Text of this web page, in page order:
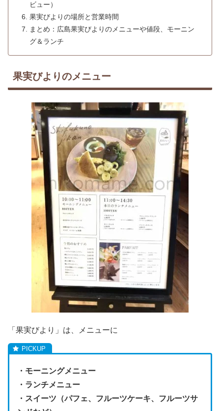
ビュー）
果実びよりの場所と営業時間
まとめ：広島果実びよりのメニューや値段、モーニン
グ＆ランチ
果実びよりのメニュー
「果実びより」は、メニューに
・モーニングメニュー
・ランチメニュー
・スイーツ（パフェ、フルーツケーキ、フルーツサ